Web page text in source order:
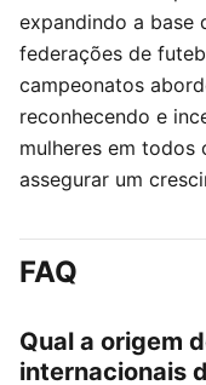
expandindo a base
federações de
campeonatos
reconhecendo e
mulheres em todos
assegurar um
FAQ
Qual a origem
internacionais